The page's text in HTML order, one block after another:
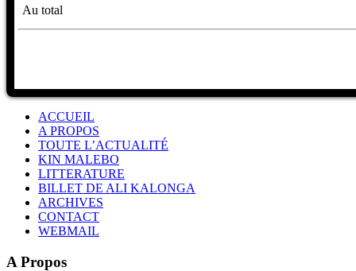
Au total
ACCUEIL
A PROPOS
TOUTE L’ACTUALITÉ
KIN MALEBO
LITTERATURE
BILLET DE ALI KALONGA
ARCHIVES
CONTACT
WEBMAIL
A Propos